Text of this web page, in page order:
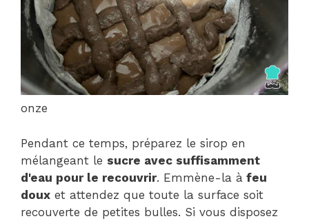
onze
Pendant ce temps, préparez le sirop en
mélangeant le sucre avec suffisamment
d'eau pour le recouvrir. Emmène-la à feu
doux et attendez que toute la surface soit
recouverte de petites bulles. Si vous disposez